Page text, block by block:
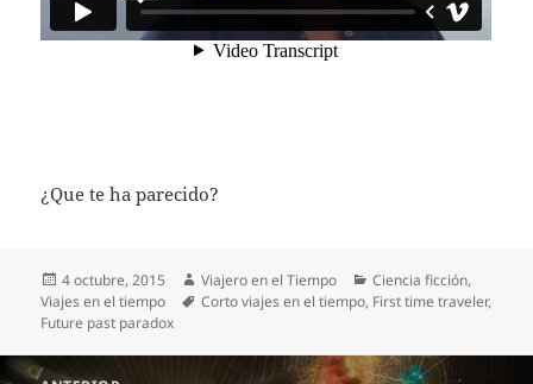
¿Que te ha parecido?
Publicado
el
4 octubre, 2015 Autor
Viajero en el Tiempo Categorías
Ciencia ficción,
Viajes en el tiempo
Etiquetas
Corto viajes en el tiempo, First time traveler,
Future past paradox
Navegación